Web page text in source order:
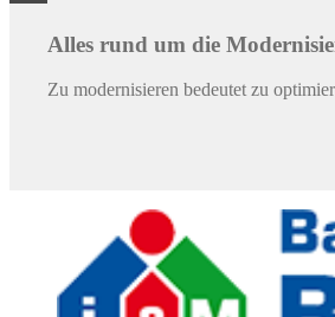
Alles rund um die
Zu modernisieren bedeutet zu